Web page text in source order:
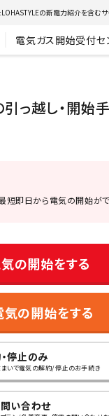
の新電力紹介を含むサ
電気ガス開始受付セ
っ越し・開始
短即日から電気の開始がで
の開始をする
の開始をする
停止のみ
いで電気の解約/停止のお手続き
い合わせ